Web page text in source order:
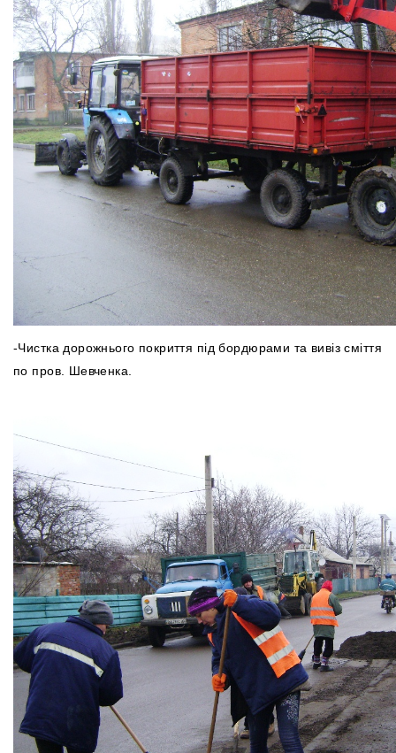
-Чистка дорожнього покриття під бордюрами та вивіз сміття
по пров. Шевченка.